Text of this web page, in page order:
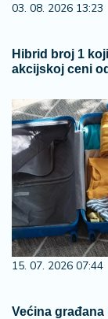
03. 08. 2026 13:23
Hibrid broj 1
akcijskoj ceni
15. 07. 2026 07:44
Većina